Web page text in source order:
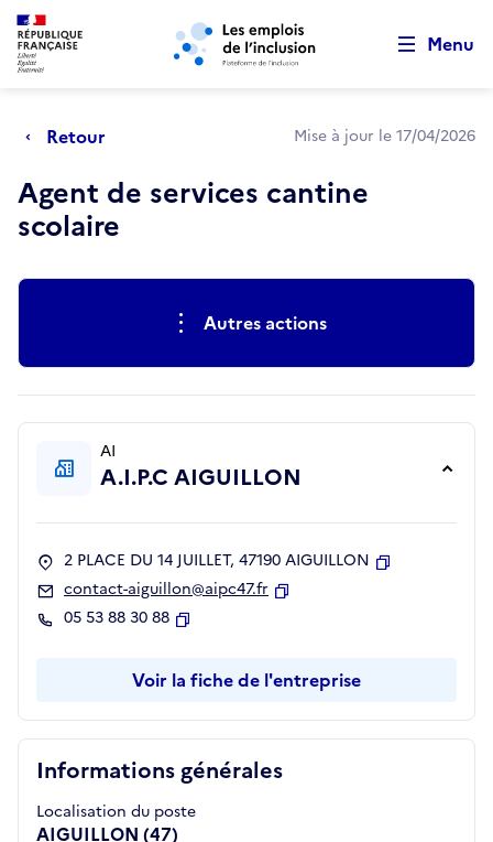
Aller au menu principal Aller au contenu principal
Menu
Retour Mise à jour le 17/04/2026
Agent de services cantine
scolaire
Actions rapidesAutres actions
Informations générales
Localisation du poste
AIGUILLON (47)
AI
A.I.P.C AIGUILLON
2 PLACE DU 14 JUILLET, 47190 AIGUILLON
contact-aiguillon@aipc47.fr
05 53 88 30 88
Voir la fiche de l'entreprise
Retour au début de la page
Panneau de gestion des cookies